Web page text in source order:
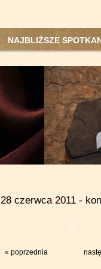
NAJBLIŻSZE
28 czerwca 2011 -
« poprzednia